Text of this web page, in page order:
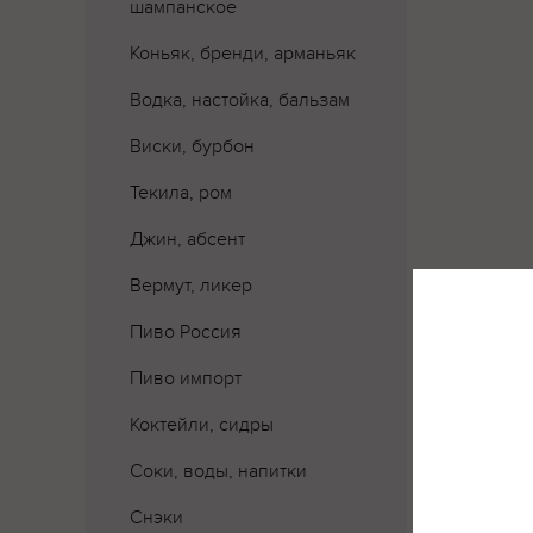
шампанское
Коньяк, бренди, арманьяк
Водка, настойка, бальзам
Виски, бурбон
Текила, ром
Джин, абсент
Вермут, ликер
Пиво Россия
Пиво импорт
Коктейли, сидры
Соки, воды, напитки
Снэки